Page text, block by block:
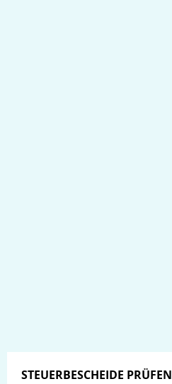
STEUERBESCHEIDE PRÜFEN